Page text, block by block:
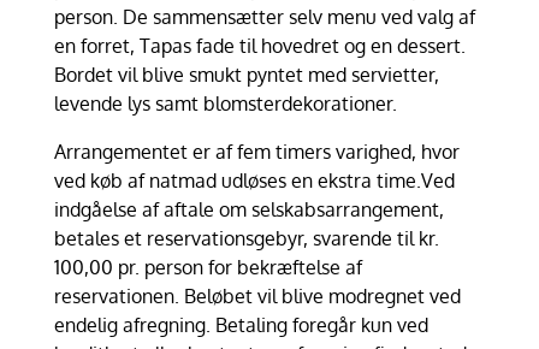
person. De sammensætter selv menu ved valg af
en forret, Tapas fade til hovedret og en dessert.
Bordet vil blive smukt pyntet med servietter,
levende lys samt blomsterdekorationer.
Arrangementet er af fem timers varighed, hvor
ved køb af natmad udløses en ekstra time.Ved
indgåelse af aftale om selskabsarrangement,
betales et reservationsgebyr, svarende til kr.
100,00 pr. person for bekræftelse af
reservationen. Beløbet vil blive modregnet ved
endelig afregning. Betaling foregår kun ved